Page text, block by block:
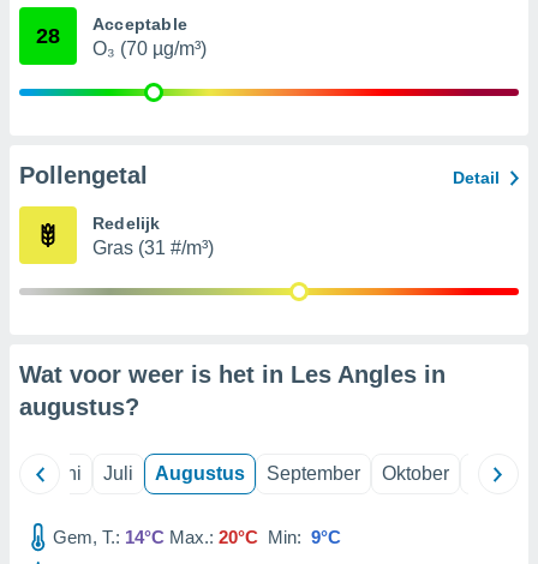
28 Acceptable
O₃ (70 µg/m³)
Pollengetal Detail
Redelijk
Gras (31 #/m³)
Wat voor weer is het in Les Angles in
augustus?
Juni Juli Augustus September Oktober
Gem, T.: 14°C Max.: 20°C Min: 9°C